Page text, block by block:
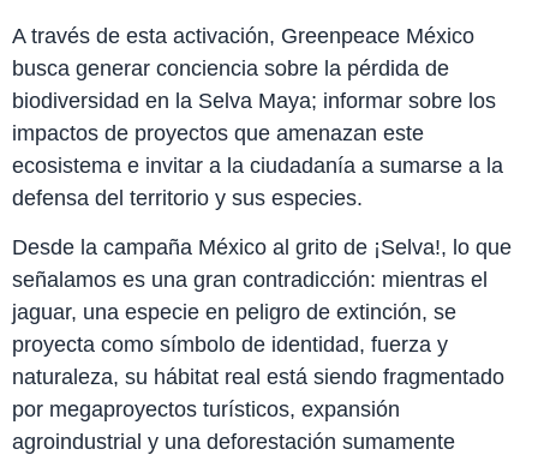
A través de esta activación, Greenpeace México
busca generar conciencia sobre la pérdida de
biodiversidad en la Selva Maya; informar sobre los
impactos de proyectos que amenazan este
ecosistema e invitar a la ciudadanía a sumarse a la
defensa del territorio y sus especies.
Desde la campaña México al grito de ¡Selva!, lo que
señalamos es una gran contradicción: mientras el
jaguar, una especie en peligro de extinción, se
proyecta como símbolo de identidad, fuerza y
naturaleza, su hábitat real está siendo fragmentado
por megaproyectos turísticos, expansión
agroindustrial y una deforestación sumamente